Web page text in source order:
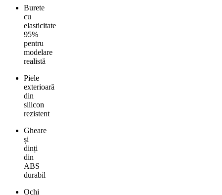
Burete
cu
elasticitate
95%
pentru
modelare
realistă
Piele
exterioară
din
silicon
rezistent
Gheare
și
dinți
din
ABS
durabil
Ochi